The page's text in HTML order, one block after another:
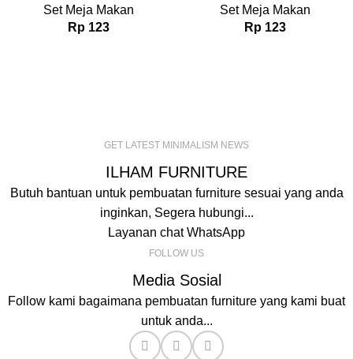
Set Meja Makan
Rp123
Set Meja Makan
Rp123
GET LATEST MINIMALISM NEWS
ILHAM FURNITURE
Butuh bantuan untuk pembuatan furniture sesuai yang anda
inginkan, Segera hubungi...
Layanan chat WhatsApp
FOLLOW US
Media Sosial
Follow kami bagaimana pembuatan furniture yang kami buat
untuk anda...